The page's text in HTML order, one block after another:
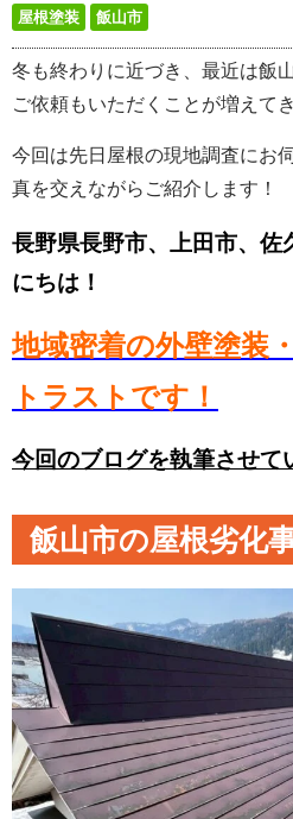
屋根塗装 飯山市
冬も終わりに近づき、最近は飯
ご依頼もいただくことが増えて
今回は先日屋根の現地調査にお
真を交えながらご紹介します！
長野県長野市、上田市、佐
にちは！
地域密着の外壁塗装
トラストです！
今回のブログを執筆させて
飯山市の屋根劣化